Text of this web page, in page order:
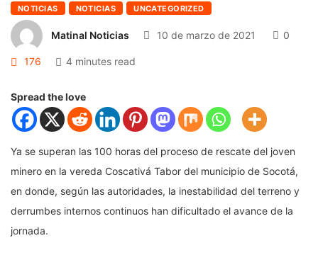
NOTICIAS NOTICIAS UNCATEGORIZED
Matinal Noticias 10 de marzo de 2021 0
176 4 minutes read
Spread the love
Ya se superan las 100 horas del proceso de rescate del joven
minero en la vereda Coscativá Tabor del municipio de Socotá,
en donde, según las autoridades, la inestabilidad del terreno y
derrumbes internos continuos han dificultado el avance de la
jornada.